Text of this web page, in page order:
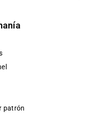
patrón